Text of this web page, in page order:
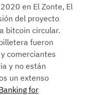
en El Zonte, El
del proyecto
bitcoin circular.
fueron
comerciantes
y no están
un extenso
for